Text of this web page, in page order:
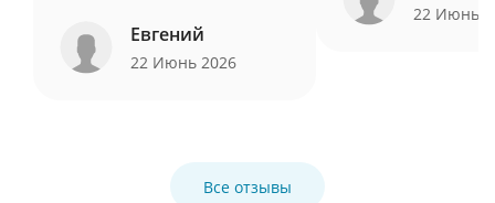
Евгений
22 Июнь 2026
22 Июнь
Все отзывы